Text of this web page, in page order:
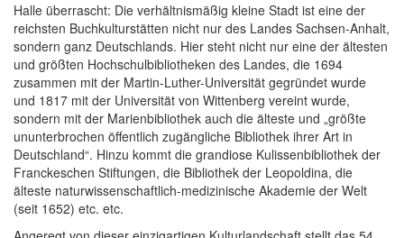
Halle überrascht: Die verhältnismäßig kleine Stadt ist eine der
reichsten Buchkulturstätten nicht nur des Landes Sachsen-Anhalt,
sondern ganz Deutschlands. Hier steht nicht nur eine der ältesten
und größten Hochschulbibliotheken des Landes, die 1694
zusammen mit der Martin-Luther-Universität gegründet wurde
und 1817 mit der Universität von Wittenberg vereint wurde,
sondern mit der Marienbibliothek auch die älteste und „größte
ununterbrochen öffentlich zugängliche Bibliothek ihrer Art in
Deutschland“. Hinzu kommt die grandiose Kulissenbibliothek der
Franckeschen Stiftungen, die Bibliothek der Leopoldina, die
älteste naturwissenschaftlich-medizinische Akademie der Welt
(seit 1652) etc. etc.